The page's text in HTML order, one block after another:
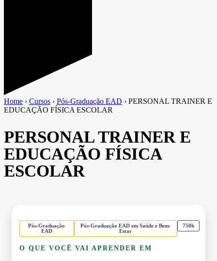
Home › Cursos › Pós-Graduação EAD › PERSONAL TRAINER E
EDUCAÇÃO FÍSICA ESCOLAR
PERSONAL TRAINER E
EDUCAÇÃO FÍSICA
ESCOLAR
Pós-Graduação
EAD
Pós-Graduação EAD em Saúde e Bem-
Estar
750h
O QUE VOCÊ VAI APRENDER EM